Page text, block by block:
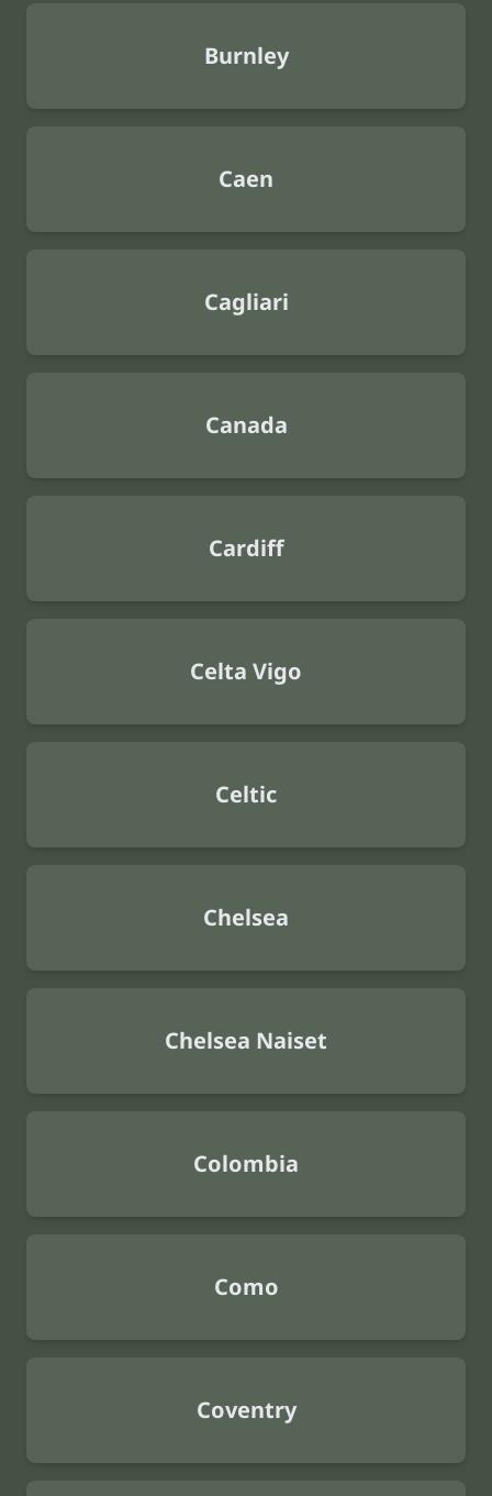
Burnley
Caen
Cagliari
Canada
Cardiff
Celta Vigo
Celtic
Chelsea
Chelsea Naiset
Colombia
Como
Coventry